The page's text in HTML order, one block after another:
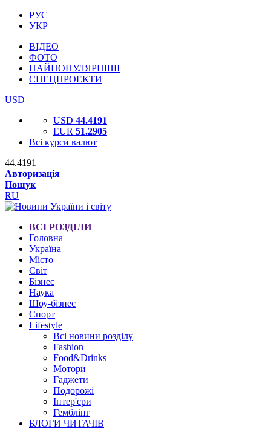
РУС
УКР
ВІДЕО
ФОТО
НАЙПОПУЛЯРНІШІ
СПЕЦПРОЕКТИ
USD
USD 44.4191
EUR 51.2905
Всі курси валют
44.4191
Авторизація
Пошук
RU
ВСІ РОЗДІЛИ
Головна
Україна
Місто
Світ
Бізнес
Наука
Шоу-бізнес
Спорт
Lifestyle
Всі новини розділу
Fashion
Food&Drinks
Мотори
Гаджети
Подорожі
Інтер'єри
Гемблінг
БЛОГИ ЧИТАЧІВ